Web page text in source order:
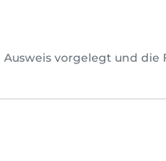
vorgelegt und die